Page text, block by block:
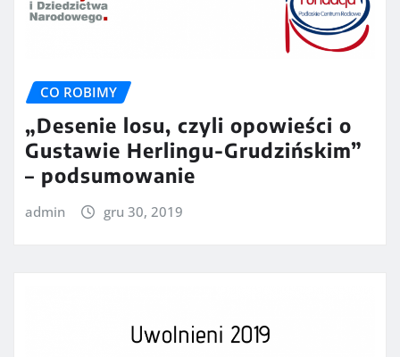
CO ROBIMY
„Desenie losu, czyli opowieści o
Gustawie Herlingu-Grudzińskim”
– podsumowanie
admin gru 30, 2019